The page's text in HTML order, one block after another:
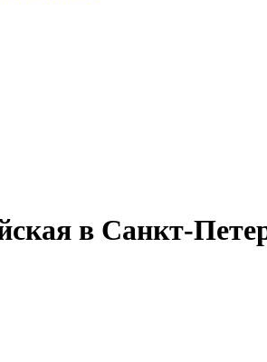
в Санкт-